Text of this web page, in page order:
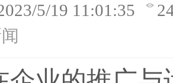
5/19 11:01:35